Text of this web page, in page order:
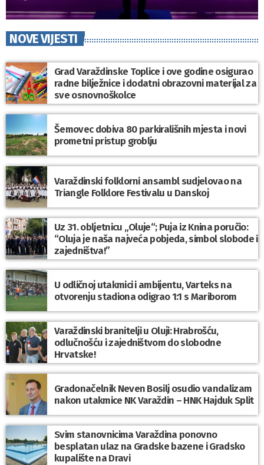
NOVE VIJESTI
Grad Varaždinske Toplice i ove godine osigurao
radne bilježnice i dodatni obrazovni materijal za
sve osnovnoškolce
Šemovec dobiva 80 parkirališnih mjesta i novi
prometni pristup groblju
Varaždinski folklorni ansambl sudjelovao na
Triangle Folklore Festivalu u Danskoj
Uz 31. obljetnicu „Oluje“; Puja iz Knina poručio:
“Oluja je naša najveća pobjeda, simbol slobode i
zajedništva!”
U odličnoj utakmici i ambijentu, Varteks na
otvorenju stadiona odigrao 1:1 s Mariborom
Varaždinski branitelji u Oluji: Hrabrošću,
odlučnošću i zajedništvom do slobodne
Hrvatske!
Gradonačelnik Neven Bosilj osudio vandalizam
nakon utakmice NK Varaždin – HNK Hajduk Split
Svim stanovnicima Varaždina ponovno
besplatan ulaz na Gradske bazene i Gradsko
kupalište na Dravi